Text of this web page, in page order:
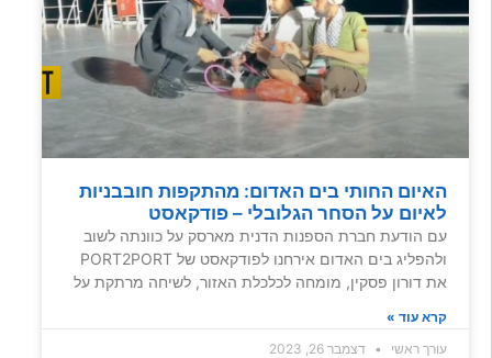
האיום החותי בים האדום: מהתקפות חובבניות
לאיום על הסחר הגלובלי – פודקאסט
עם הודעת חברת הספנות הדנית מארסק על כוונתה לשוב
ולהפליג בים האדום אירחנו לפודקאסט של PORT2PORT
את דורון פסקין, מומחה לכלכלת האזור, לשיחה מרתקת על
קרא עוד »
עורך ראשי
דצמבר 26, 2023